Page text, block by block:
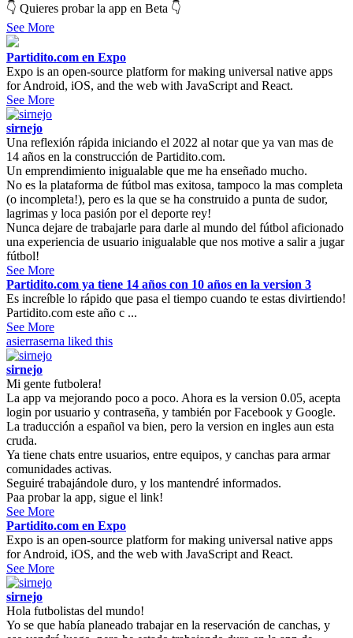
👇 Quieres probar la app en Beta 👇
See More
Partidito.com en Expo
Expo is an open-source platform for making universal native apps
for Android, iOS, and the web with JavaScript and React.
See More
sirnejo
Una reflexión rápida iniciando el 2022 al notar que ya van mas de
14 años en la construcción de Partidito.com.
Un emprendimiento inigualable que me ha enseñado mucho.
No es la plataforma de fútbol mas exitosa, tampoco la mas completa
(o incompleta!), pero es la que se ha construido a punta de sudor,
lagrimas y loca pasión por el deporte rey!
Nunca dejare de trabajarle para darle al mundo del fútbol aficionado
una experiencia de usuario inigualable que nos motive a salir a jugar
fútbol!
See More
Partidito.com ya tiene 14 años con 10 años en la version 3
Es increíble lo rápido que pasa el tiempo cuando te estas divirtiendo!
Partidito.com este año c ...
See More
asierraserna liked this
sirnejo
Mi gente futbolera!
La app va mejorando poco a poco. Ahora es la version 0.05, acepta
login por usuario y contraseña, y también por Facebook y Google.
La traducción a español va bien, pero la version en ingles aun esta
cruda.
Ya tiene chats entre usuarios, entre equipos, y canchas para armar
comunidades activas.
Seguiré trabajándole duro, y los mantendré informados.
Paa probar la app, sigue el link!
See More
Partidito.com en Expo
Expo is an open-source platform for making universal native apps
for Android, iOS, and the web with JavaScript and React.
See More
sirnejo
Hola futbolistas del mundo!
Yo se que había planeado trabajar en la reservación de canchas, y